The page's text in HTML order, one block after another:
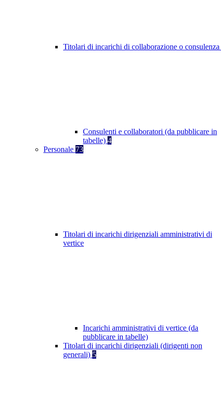
Titolari di incarichi di collaborazione o consulenza
Consulenti e collaboratori (da pubblicare in
tabelle) 4
Personale 73
Titolari di incarichi dirigenziali amministrativi di
vertice
Incarichi amministrativi di vertice (da
pubblicare in tabelle)
Titolari di incarichi dirigenziali (dirigenti non
generali) 5